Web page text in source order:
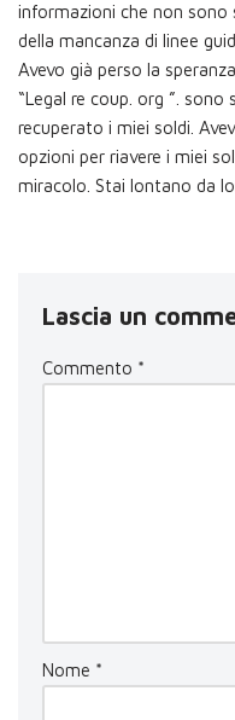
informazioni che non sono
della mancanza di linee
Avevo già perso la
“Legal re coup. org ”.
recuperato i miei soldi.
opzioni per riavere i miei
miracolo. Stai lontano da
Lascia un
Commento *
Nome *